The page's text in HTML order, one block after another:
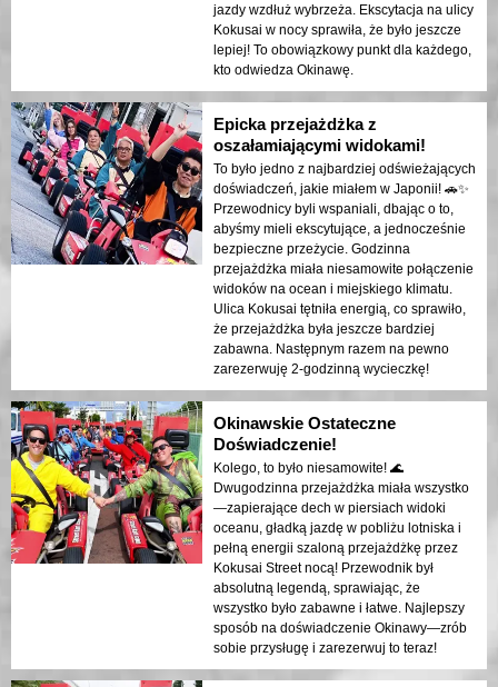
jazdy wzdłuż wybrzeża. Ekscytacja na ulicy
Kokusai w nocy sprawiła, że było jeszcze
lepiej! To obowiązkowy punkt dla każdego,
kto odwiedza Okinawę.
Epicka przejażdżka z
oszałamiającymi widokami!
To było jedno z najbardziej odświeżających
doświadczeń, jakie miałem w Japonii! 🚗✨
Przewodnicy byli wspaniali, dbając o to,
abyśmy mieli ekscytujące, a jednocześnie
bezpieczne przeżycie. Godzinna
przejażdżka miała niesamowite połączenie
widoków na ocean i miejskiego klimatu.
Ulica Kokusai tętniła energią, co sprawiło,
że przejażdżka była jeszcze bardziej
zabawna. Następnym razem na pewno
zarezerwuję 2-godzinną wycieczkę!
Okinawskie Ostateczne
Doświadczenie!
Kolego, to było niesamowite! 🌊
Dwugodzinna przejażdżka miała wszystko
—zapierające dech w piersiach widoki
oceanu, gładką jazdę w pobliżu lotniska i
pełną energii szaloną przejażdżkę przez
Kokusai Street nocą! Przewodnik był
absolutną legendą, sprawiając, że
wszystko było zabawne i łatwe. Najlepszy
sposób na doświadczenie Okinawy—zrób
sobie przysługę i zarezerwuj to teraz!